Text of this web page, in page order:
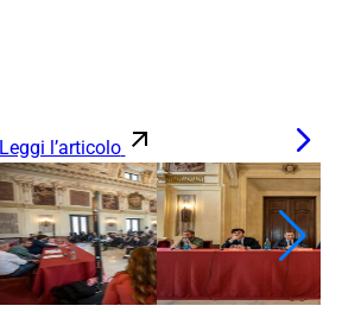
Leggi l’articolo